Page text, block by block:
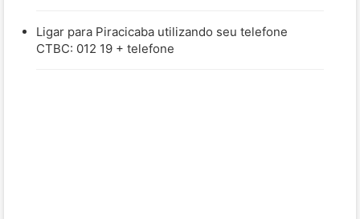
Ligar para Piracicaba utilizando seu telefone
CTBC: 012 19 + telefone